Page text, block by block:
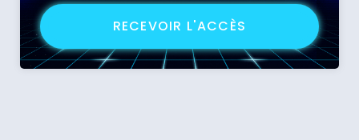
RECEVOIR L'ACCÈS